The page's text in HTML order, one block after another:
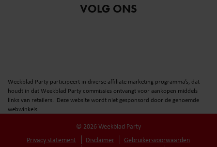
VOLG ONS
Weekblad Party participeert in diverse affiliate marketing programma’s, dat
houdt in dat Weekblad Party commissies ontvangt voor aankopen middels
links van retailers. Deze website wordt niet gesponsord door de genoemde
webwinkels.
© 2026 Weekblad Party
Privacy statement
Disclaimer
Gebruikersvoorwaarden